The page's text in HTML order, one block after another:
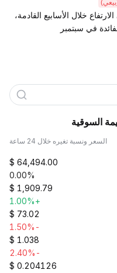
خلال الأسابيع القادمة،
السوقية
السعر ونسبة تغيره خلال 24 ساعة
$ 64,494.00
0.00%
$ 1,909.79
+1.00%
$ 73.02
-1.50%
$ 1.038
-2.40%
$ 0.204126